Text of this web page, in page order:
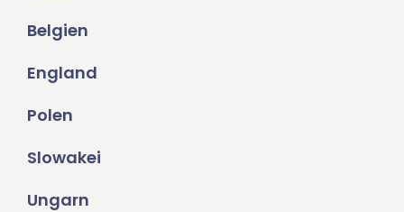
Belgien
England
Polen
Slowakei
Ungarn